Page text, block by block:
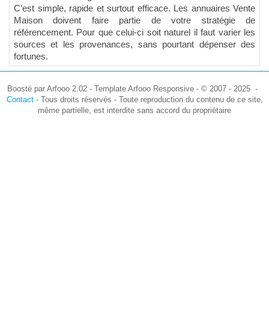
C’est simple, rapide et surtout efficace. Les annuaires Vente
Maison doivent faire partie de votre stratégie de
référencement. Pour que celui-ci soit naturel il faut varier les
sources et les provenances, sans pourtant dépenser des
fortunes.
Boosté par Arfooo 2.02 - Template Arfooo Responsive - © 2007 - 2025 -
Contact- Tous droits réservés - Toute reproduction du contenu de ce site,
même partielle, est interdite sans accord du propriétaire